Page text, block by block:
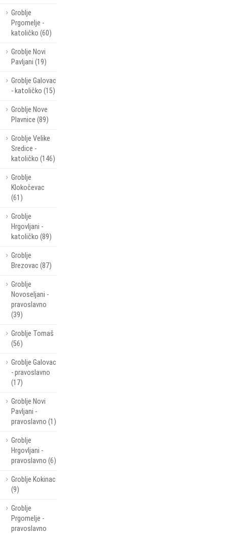
Groblje
Prgomelje -
katoličko (60)
Groblje Novi
Pavljani (19)
Groblje Galovac
- katoličko (15)
Groblje Nove
Plavnice (89)
Groblje Velike
Sredice -
katoličko (146)
Groblje
Klokočevac
(61)
Groblje
Hrgovljani -
katoličko (89)
Groblje
Brezovac (87)
Groblje
Novoseljani -
pravoslavno
(39)
Groblje Tomaš
(56)
Groblje Galovac
- pravoslavno
(17)
Groblje Novi
Pavljani -
pravoslavno (1)
Groblje
Hrgovljani -
pravoslavno (6)
Groblje Kokinac
(9)
Groblje
Prgomelje -
pravoslavno